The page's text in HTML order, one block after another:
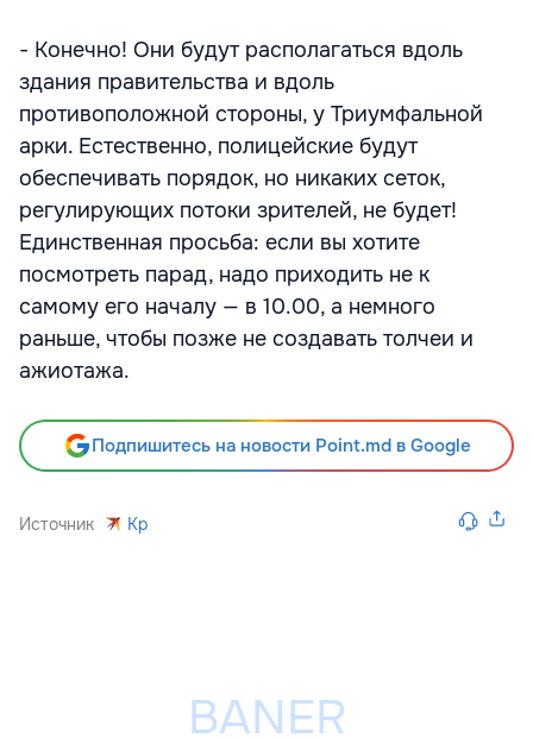
- Конечно! Они будут располагаться вдоль
здания правительства и вдоль
противоположной стороны, у Триумфальной
арки. Естественно, полицейские будут
обеспечивать порядок, но никаких сеток,
регулирующих потоки зрителей, не будет!
Единственная просьба: если вы хотите
посмотреть парад, надо приходить не к
самому его началу — в 10.00, а немного
раньше, чтобы позже не создавать толчеи и
ажиотажа.
Подпишитесь на новости Point.md в Google
Источник Kp